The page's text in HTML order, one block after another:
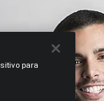
para